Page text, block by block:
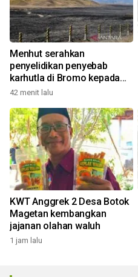
Menhut serahkan
penyelidikan penyebab
karhutla di Bromo kepada
aparat
42 menit lalu
KWT Anggrek 2 Desa Botok
Magetan kembangkan
jajanan olahan waluh
1 jam lalu